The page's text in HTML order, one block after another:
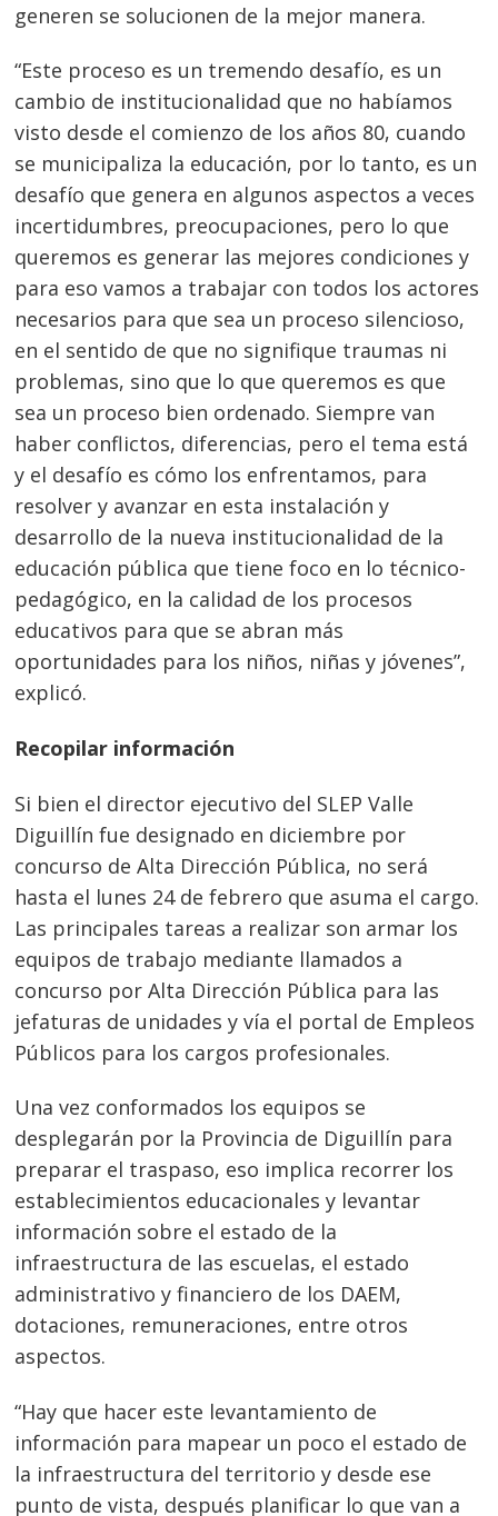
generen se solucionen de la mejor manera.
“Este proceso es un tremendo desafío, es un
cambio de institucionalidad que no habíamos
visto desde el comienzo de los años 80, cuando
se municipaliza la educación, por lo tanto, es un
desafío que genera en algunos aspectos a veces
incertidumbres, preocupaciones, pero lo que
queremos es generar las mejores condiciones y
para eso vamos a trabajar con todos los actores
necesarios para que sea un proceso silencioso,
en el sentido de que no signifique traumas ni
problemas, sino que lo que queremos es que
sea un proceso bien ordenado. Siempre van
haber conflictos, diferencias, pero el tema está
y el desafío es cómo los enfrentamos, para
resolver y avanzar en esta instalación y
desarrollo de la nueva institucionalidad de la
educación pública que tiene foco en lo técnico-
pedagógico, en la calidad de los procesos
educativos para que se abran más
oportunidades para los niños, niñas y jóvenes”,
explicó.
Recopilar información
Si bien el director ejecutivo del SLEP Valle
Diguillín fue designado en diciembre por
concurso de Alta Dirección Pública, no será
hasta el lunes 24 de febrero que asuma el cargo.
Las principales tareas a realizar son armar los
equipos de trabajo mediante llamados a
concurso por Alta Dirección Pública para las
jefaturas de unidades y vía el portal de Empleos
Públicos para los cargos profesionales.
Una vez conformados los equipos se
desplegarán por la Provincia de Diguillín para
preparar el traspaso, eso implica recorrer los
establecimientos educacionales y levantar
información sobre el estado de la
infraestructura de las escuelas, el estado
administrativo y financiero de los DAEM,
dotaciones, remuneraciones, entre otros
aspectos.
“Hay que hacer este levantamiento de
información para mapear un poco el estado de
la infraestructura del territorio y desde ese
punto de vista, después planificar lo que van a